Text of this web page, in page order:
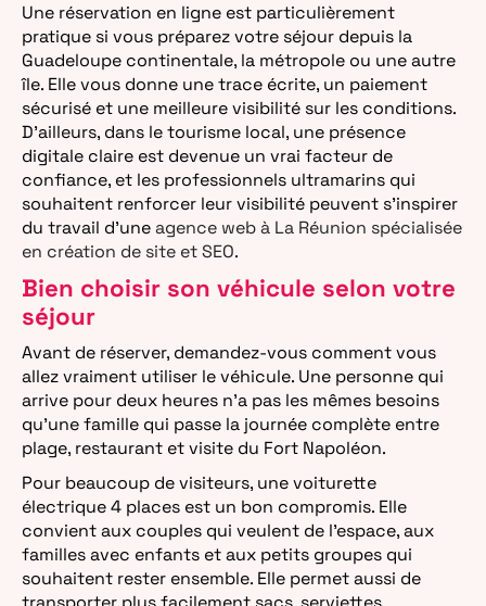
Une réservation en ligne est particulièrement
pratique si vous préparez votre séjour depuis la
Guadeloupe continentale, la métropole ou une autre
île. Elle vous donne une trace écrite, un paiement
sécurisé et une meilleure visibilité sur les conditions.
D’ailleurs, dans le tourisme local, une présence
digitale claire est devenue un vrai facteur de
confiance, et les professionnels ultramarins qui
souhaitent renforcer leur visibilité peuvent s’inspirer
du travail d’uneagence web à La Réunion spécialisée
en création de site et SEO.
Bien choisir son véhicule selon votre
séjour
Avant de réserver, demandez-vous comment vous
allez vraiment utiliser le véhicule. Une personne qui
arrive pour deux heures n’a pas les mêmes besoins
qu’une famille qui passe la journée complète entre
plage, restaurant et visite du Fort Napoléon.
Pour beaucoup de visiteurs, une voiturette
électrique 4 places est un bon compromis. Elle
convient aux couples qui veulent de l’espace, aux
familles avec enfants et aux petits groupes qui
souhaitent rester ensemble. Elle permet aussi de